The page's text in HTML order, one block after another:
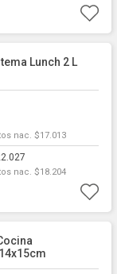
Lunch 2 L
nac. $17.013
nac. $18.204